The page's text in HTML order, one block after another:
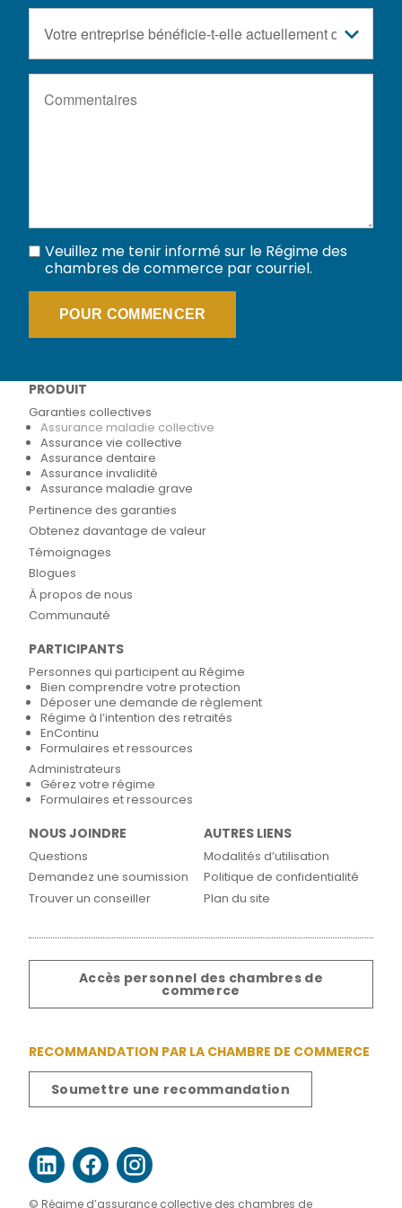
Votre
entreprise
bénéficie-
t-
d’avantages
sociaux?
Commentaires
Veuillez me tenir informé sur le Régime des
chambres de commerce par courriel.
PRODUIT
Garanties collectives
Assurance maladie collective
Assurance vie collective
Assurance dentaire
Assurance invalidité
Assurance maladie grave
Pertinence des garanties
Obtenez davantage de valeur
Témoignages
Blogues
À propos de nous
Communauté
PARTICIPANTS
Personnes qui participent au Régime
Bien comprendre votre protection
Déposer une demande de règlement
Régime à l’intention des retraités
EnContinu
Formulaires et ressources
Administrateurs
Gérez votre régime
Formulaires et ressources
NOUS JOINDRE
Questions
Demandez une soumission
Trouver un conseiller
AUTRES LIENS
Modalités d’utilisation
Politique de confidentialité
Plan du site
Accès personnel des chambres de
commerce
RECOMMANDATION PAR LA CHAMBRE DE COMMERCE
Soumettre une recommandation
© Régime d’assurance collective des chambres de